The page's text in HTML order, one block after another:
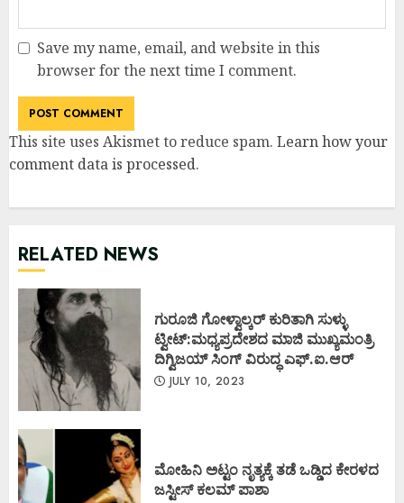
Save my name, email, and website in this
browser for the next time I comment.
This site uses Akismet to reduce spam. Learn how your
comment data is processed.
RELATED NEWS
ಗುರೂಜಿ ಗೋಳ್ವಾಲ್ಕರ್ ಕುರಿತಾಗಿ ಸುಳ್ಳು
ಟ್ವೀಟ್:ಮಧ್ಯಪ್ರದೇಶದ ಮಾಜಿ ಮುಖ್ಯಮಂತ್ರಿ
ದಿಗ್ವಿಜಯ್ ಸಿಂಗ್ ವಿರುದ್ಧ ಎಫ್.ಐ.ಆರ್
JULY 10, 2023
ಮೋಹಿನಿ ಅಟ್ಟಂ ನೃತ್ಯಕ್ಕೆ ತಡೆ ಒಡ್ಡಿದ ಕೇರಳದ
ಜಸ್ಟೀಸ್ ಕಲಮ್ ಪಾಶಾ